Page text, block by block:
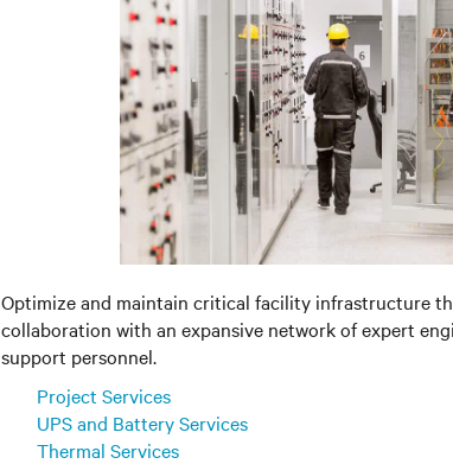
Optimize and maintain critical facility infrastructure
collaboration with an expansive network of expert
support personnel.
Project Services
UPS and Battery Services
Thermal Services